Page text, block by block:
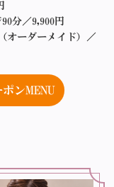
分／9,900円
オーダーメイド）／
ンMENU